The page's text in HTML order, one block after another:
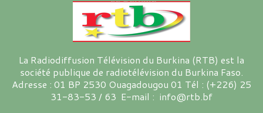
La Radiodiffusion Télévision du Burkina (RTB) est la
société publique de radiotélévision du Burkina Faso.
Adresse : 01 BP 2530 Ouagadougou 01 Tél : (+226) 25
31-83-53 / 63 E-mail : info@rtb.bf